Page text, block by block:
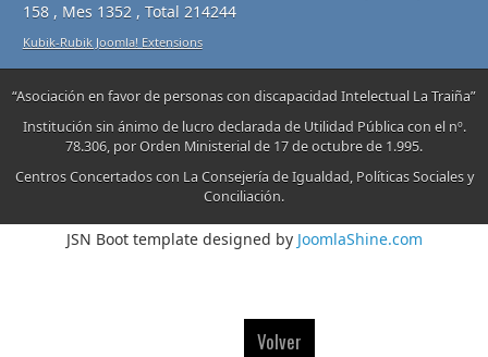
158 , Mes 1352 , Total 214244
Kubik-Rubik Joomla! Extensions
“Asociación en favor de personas con discapacidad Intelectual La Traiña”
Institución sin ánimo de lucro declarada de Utilidad Pública con el nº.
78.306, por Orden Ministerial de 17 de octubre de 1.995.
Centros Concertados con La Consejería de Igualdad, Políticas Sociales y
Conciliación.
Volver
JSN Boot template designed by JoomlaShine.com